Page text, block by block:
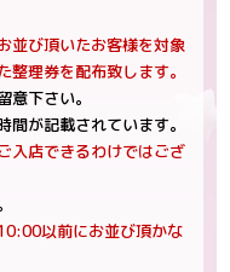
並び頂いたお客様を対象
理券を配布致します。
下さい。
が記載されています。
入店できるわけではござ
以前にお並び頂かな